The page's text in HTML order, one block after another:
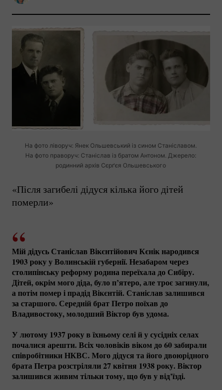
На фото ліворуч: Янек Ольшевський із сином Станіславом.
На фото праворуч: Станіслав із братом Антоном. Джерело:
родинний архів Сєрґєя Ольшевського
«Після загибелі дідуся кілька його дітей
померли»
Мій дідусь Станіслав Вікєнтійович Кєнік народився
1903 року у Волинській губернії. Незабаром через
столипінську реформу родина переїхала до Сибіру.
Дітей, окрім мого діда, було п’ятеро, але троє загинули,
а потім помер і прадід Вікєнтій. Станіслав залишився
за старшого. Середній брат Петро поїхав до
Владивостоку, молодший Віктор був удома.
У лютому 1937 року в їхньому селі й у сусідніх селах
почалися арешти. Всіх чоловіків віком до 60 забирали
співробітники НКВС. Мого дідуся та його двоюрідного
брата Петра розстріляли 27 квітня 1938 року. Віктор
залишився живим тільки тому, що був у від’їзді.